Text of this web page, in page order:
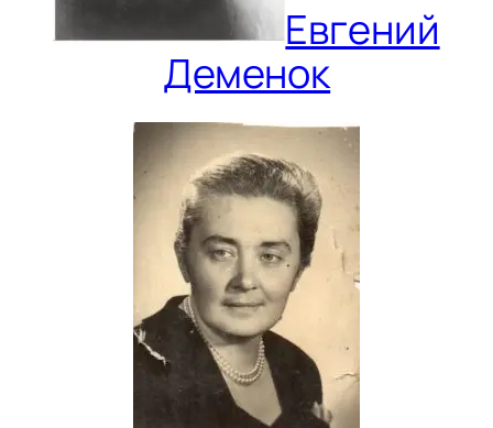
Евгений
Деменок